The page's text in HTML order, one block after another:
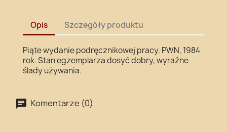
Opis Szczegóły produktu
Piąte wydanie podręcznikowej pracy. PWN, 1984
rok. Stan egzemplarza dosyć dobry, wyraźne
ślady używania.
Komentarze (0)